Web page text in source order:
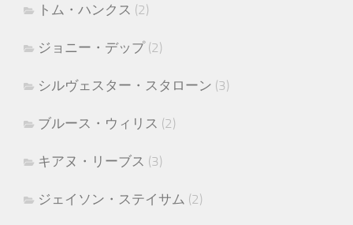
トム・ハンクス (2)
ジョニー・デップ(2)
シルヴェスター・スタローン (3)
ブルース・ウィリス (2)
キアヌ・リーブス (3)
ジェイソン・ステイサム (2)